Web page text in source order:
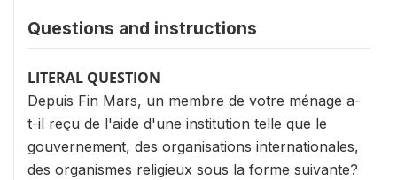
Questions and instructions
LITERAL QUESTION
Depuis Fin Mars, un membre de votre ménage a-
t-il reçu de l'aide d'une institution telle que le
gouvernement, des organisations internationales,
des organismes religieux sous la forme suivante?